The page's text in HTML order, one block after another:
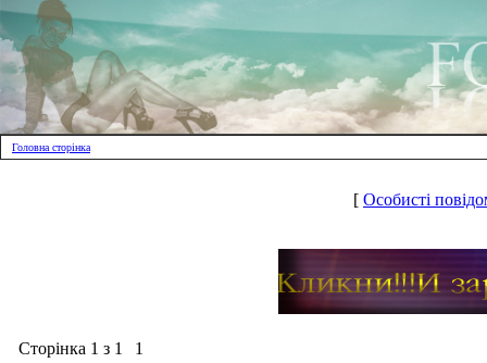
Головна сторінка
[ Особисті
Сторінка 1 з 1
1